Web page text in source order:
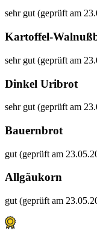
sehr gut (geprüft am
Kartoffel-
sehr gut (geprüft am
Dinkel Uribrot
sehr gut (geprüft am
Bauernbrot
gut (geprüft am
Allgäukorn
gut (geprüft am